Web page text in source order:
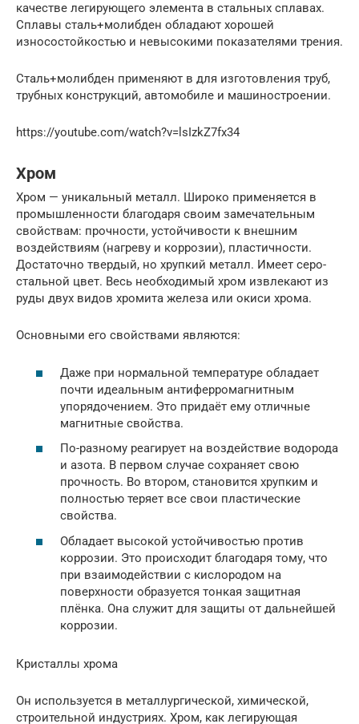
качестве легирующего элемента в стальных сплавах.
Сплавы сталь+молибден обладают хорошей
износостойкостью и невысокими показателями трения.
Сталь+молибден применяют в для изготовления труб,
трубных конструкций, автомобиле и машиностроении.
https://youtube.com/watch?v=lsIzkZ7fx34
Хром
Хром — уникальный металл. Широко применяется в
промышленности благодаря своим замечательным
свойствам: прочности, устойчивости к внешним
воздействиям (нагреву и коррозии), пластичности.
Достаточно твердый, но хрупкий металл. Имеет серо-
стальной цвет. Весь необходимый хром извлекают из
руды двух видов хромита железа или окиси хрома.
Основными его свойствами являются:
Даже при нормальной температуре обладает
почти идеальным антиферромагнитным
упорядочением. Это придаёт ему отличные
магнитные свойства.
По-разному реагирует на воздействие водорода
и азота. В первом случае сохраняет свою
прочность. Во втором, становится хрупким и
полностью теряет все свои пластические
свойства.
Обладает высокой устойчивостью против
коррозии. Это происходит благодаря тому, что
при взаимодействии с кислородом на
поверхности образуется тонкая защитная
плёнка. Она служит для защиты от дальнейшей
коррозии.
Кристаллы хрома
Он используется в металлургической, химической,
строительной индустриях. Хром, как легирующая